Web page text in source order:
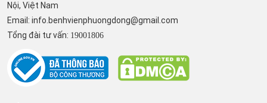
Nội, Việt Nam
Email: info.benhvienphuongdong@gmail.com
Tổng đài tư vấn: 19001806